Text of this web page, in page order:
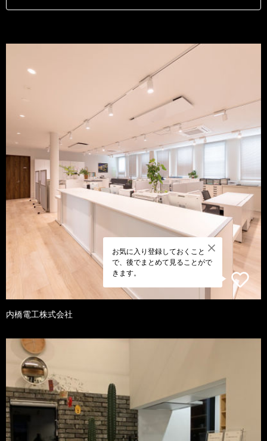
お気に入り登録しておくこと
で、後でまとめて見ることがで
きます。
内橋電工株式会社